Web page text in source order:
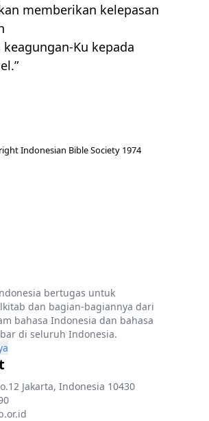
memberikan kelepasan
keagungan-Ku kepada
Indonesian Bible Society 1974
bertugas untuk
dan bagian-bagiannya dari
bahasa Indonesia dan bahasa
di seluruh Indonesia.
Jakarta, Indonesia 10430